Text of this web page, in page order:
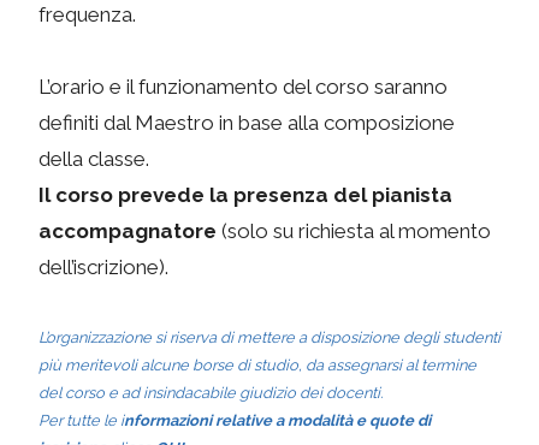
frequenza.
L’orario e il funzionamento del corso saranno
definiti dal Maestro in base alla composizione
della classe.
Il corso prevede la presenza del pianista
accompagnatore (solo su richiesta al momento
dell’iscrizione).
L’organizzazione si riserva di mettere a disposizione degli studenti
più meritevoli alcune borse di studio, da assegnarsi al termine
del corso e ad insindacabile giudizio dei docenti.
Per tutte le informazioni relative a modalità e quote di